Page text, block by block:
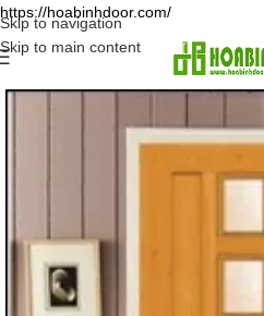
https://hoabinhdoor.com/
Skip to navigation
Skip to main content